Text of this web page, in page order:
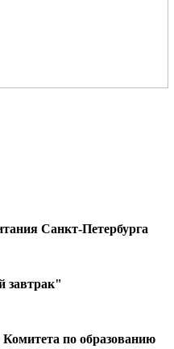
Санкт-Петербурга
завтрак"
по образованию